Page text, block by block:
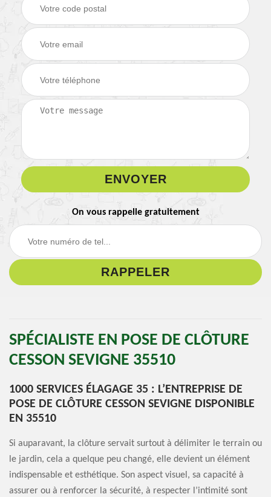
On vous rappelle gratuitement
SPÉCIALISTE EN POSE DE CLÔTURE
CESSON SEVIGNE 35510
1000 SERVICES ÉLAGAGE 35 : L’ENTREPRISE DE
POSE DE CLÔTURE CESSON SEVIGNE DISPONIBLE
EN 35510
Si auparavant, la clôture servait surtout à délimiter le terrain ou
le jardin, cela a quelque peu changé, elle devient un élément
indispensable et esthétique. Son aspect visuel, sa capacité à
assurer ou à renforcer la sécurité, à respecter l’intimité sont